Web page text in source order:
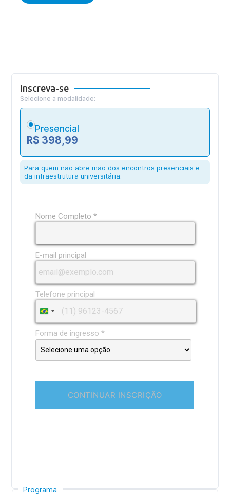
Programa
Inscreva-se
Selecione a modalidade:
Presencial
R$ 398,99
Para quem não abre mão dos encontros presenciais e
da infraestrutura universitária.